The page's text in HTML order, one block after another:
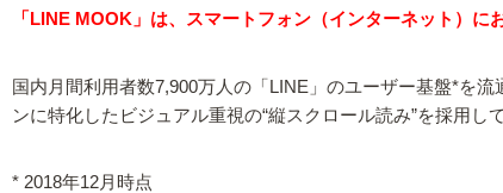
「LINE MOOK」は、スマートフォン（インターネット）
国内月間利用者数7,900万人の「LINE」のユーザー基盤*を
ンに特化したビジュアル重視の“縦スクロール読み”を採用し
* 2018年12月時点